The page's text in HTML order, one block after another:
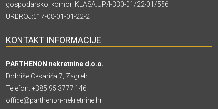
gospodarskoj komori KLASA:UP/I-330-01/22-01/556
URBROJ:517-08-01-01-22-2
KONTAKT INFORMACIJE
PARTHENON nekretnine d.o.o.
Dobriše Cesarića 7, Zagreb
Telefon: +385 95 3777 146
office@parthenon-nekretnine.hr